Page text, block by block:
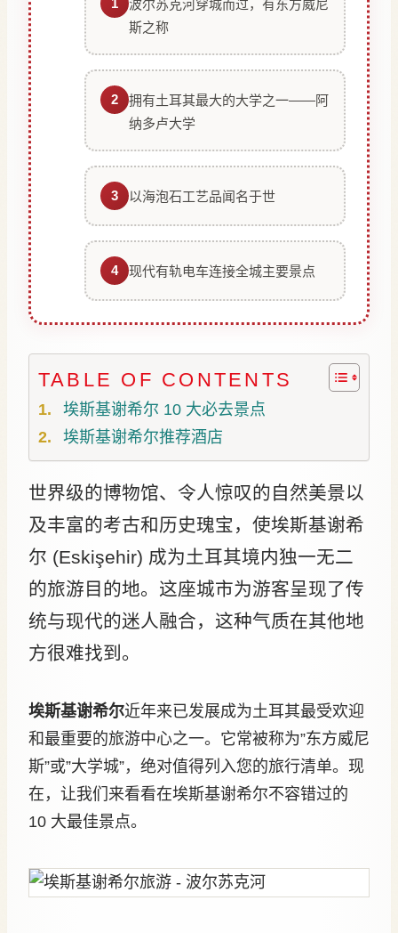
1
波尔苏克河穿城而过，有东方威尼
斯之称
2
拥有土耳其最大的大学之一——阿
纳多卢大学
3 以海泡石工艺品闻名于世
4 现代有轨电车连接全城主要景点
TABLE OF CONTENTS
埃斯基谢希尔 10 大必去景点
埃斯基谢希尔推荐酒店
世界级的博物馆、令人惊叹的自然美景以
及丰富的考古和历史瑰宝，使埃斯基谢希
尔 (Eskişehir) 成为土耳其境内独一无二
的旅游目的地。这座城市为游客呈现了传
统与现代的迷人融合，这种气质在其他地
方很难找到。
埃斯基谢希尔近年来已发展成为土耳其最受欢迎
和最重要的旅游中心之一。它常被称为”东方威尼
斯”或”大学城”，绝对值得列入您的旅行清单。现
在，让我们来看看在埃斯基谢希尔不容错过的
10 大最佳景点。